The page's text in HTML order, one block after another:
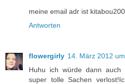
meine email adr ist
Antworten
flowergirly 14. März 2012
Huhu ich würde dann
super tolle Sachen